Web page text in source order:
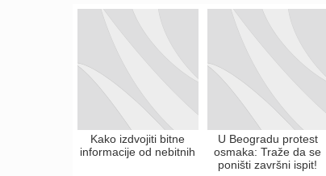
Kako izdvojiti bitne
informacije od nebitnih
U Beogradu protest
osmaka: Traže da se
poništi završni ispit!